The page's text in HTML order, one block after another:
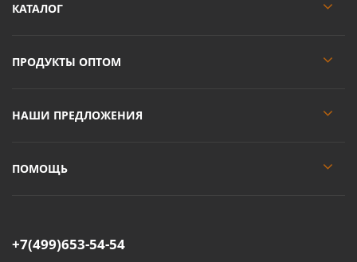
КАТАЛОГ
ПРОДУКТЫ ОПТОМ
НАШИ ПРЕДЛОЖЕНИЯ
ПОМОЩЬ
+7(499)653-54-54